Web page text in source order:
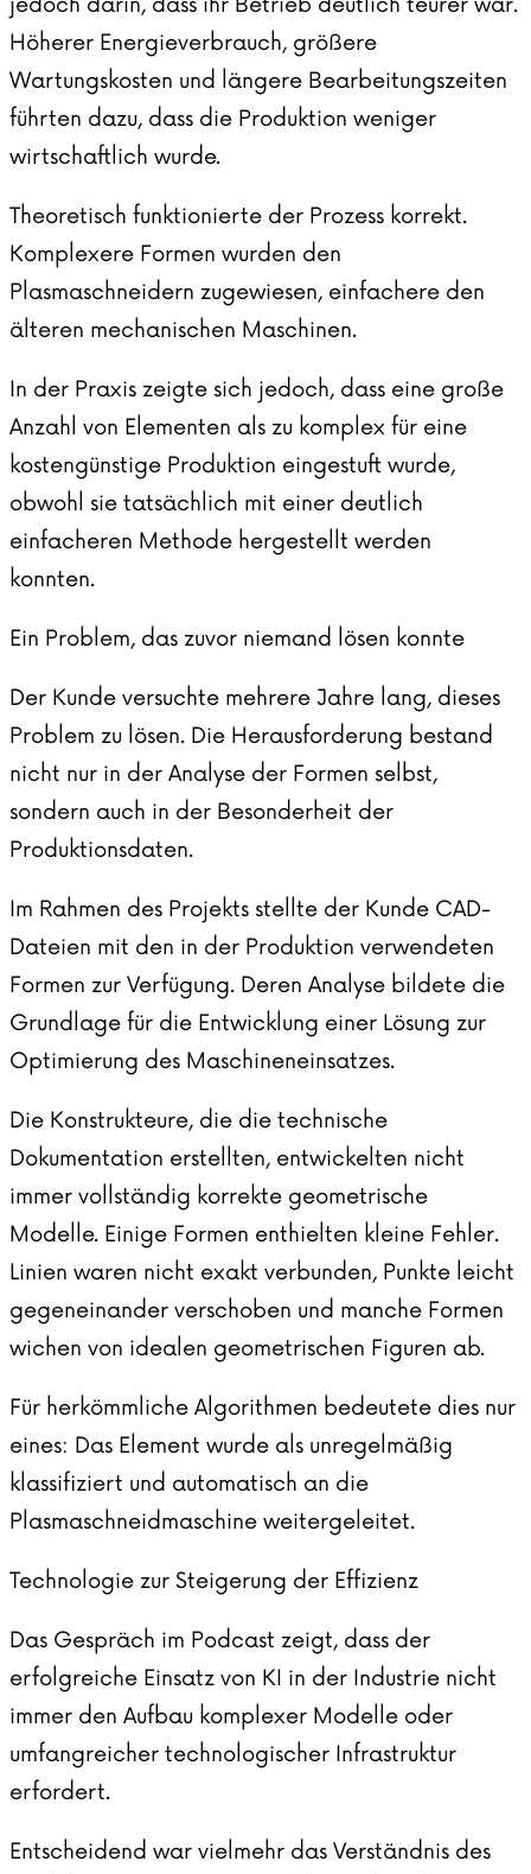
Höherer Energieverbrauch, größere
Wartungskosten und längere Bearbeitungszeiten
führten dazu, dass die Produktion weniger
wirtschaftlich wurde.
Theoretisch funktionierte der Prozess korrekt.
Komplexere Formen wurden den
Plasmaschneidern zugewiesen, einfachere den
älteren mechanischen Maschinen.
In der Praxis zeigte sich jedoch, dass eine große
Anzahl von Elementen als zu komplex für eine
kostengünstige Produktion eingestuft wurde,
obwohl sie tatsächlich mit einer deutlich
einfacheren Methode hergestellt werden
konnten.
Ein Problem, das zuvor niemand lösen konnte
Der Kunde versuchte mehrere Jahre lang, dieses
Problem zu lösen. Die Herausforderung bestand
nicht nur in der Analyse der Formen selbst,
sondern auch in der Besonderheit der
Produktionsdaten.
Im Rahmen des Projekts stellte der Kunde CAD-
Dateien mit den in der Produktion verwendeten
Formen zur Verfügung. Deren Analyse bildete die
Grundlage für die Entwicklung einer Lösung zur
Optimierung des Maschineneinsatzes.
Die Konstrukteure, die die technische
Dokumentation erstellten, entwickelten nicht
immer vollständig korrekte geometrische
Modelle. Einige Formen enthielten kleine Fehler.
Linien waren nicht exakt verbunden, Punkte leicht
gegeneinander verschoben und manche Formen
wichen von idealen geometrischen Figuren ab.
Für herkömmliche Algorithmen bedeutete dies nur
eines: Das Element wurde als unregelmäßig
klassifiziert und automatisch an die
Plasmaschneidmaschine weitergeleitet.
Technologie zur Steigerung der Effizienz
Das Gespräch im Podcast zeigt, dass der
erfolgreiche Einsatz von KI in der Industrie nicht
immer den Aufbau komplexer Modelle oder
umfangreicher technologischer Infrastruktur
erfordert.
Entscheidend war vielmehr das Verständnis des